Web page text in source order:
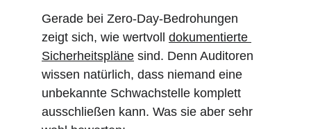
Gerade bei Zero-Day-Bedrohungen
zeigt sich, wie wertvoll dokumentierte
Sicherheitspläne sind. Denn Auditoren
wissen natürlich, dass niemand eine
unbekannte Schwachstelle komplett
ausschließen kann. Was sie aber sehr